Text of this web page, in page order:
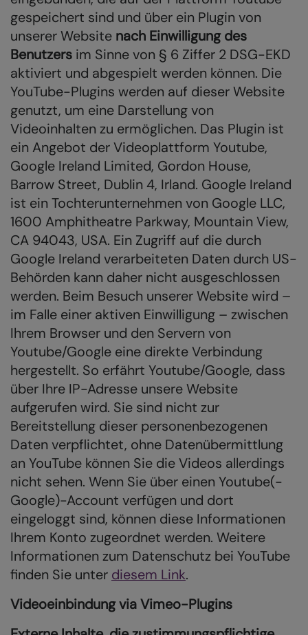
gespeichert sind und über ein Plugin von
unserer Website nach Einwilligung des
Benutzers im Sinne von § 6 Ziffer 2 DSG-EKD
aktiviert und abgespielt werden können. Die
YouTube-Plugins werden auf dieser Website
genutzt, um eine Darstellung von
Videoinhalten zu ermöglichen. Das Plugin ist
ein Angebot der Videoplattform Youtube,
Google Ireland Limited, Gordon House,
Barrow Street, Dublin 4, Irland. Google Ireland
ist ein Tochterunternehmen von Google LLC,
1600 Amphitheatre Parkway, Mountain View,
CA 94043, USA. Ein Zugriff auf die durch
Google Ireland verarbeiteten Daten durch US-
Behörden kann daher nicht ausgeschlossen
werden. Beim Besuch unserer Website wird –
im Falle einer aktiven Einwilligung – zwischen
Ihrem Browser und den Servern von
Youtube/Google eine direkte Verbindung
hergestellt. So erfährt Youtube/Google, dass
über Ihre IP-Adresse unsere Website
aufgerufen wird. Sie sind nicht zur
Bereitstellung dieser personenbezogenen
Daten verpflichtet, ohne Datenübermittlung
an YouTube können Sie die Videos allerdings
nicht sehen. Wenn Sie über einen Youtube(-
Google)-Account verfügen und dort
eingeloggt sind, können diese Informationen
Ihrem Konto zugeordnet werden. Weitere
Informationen zum Datenschutz bei YouTube
finden Sie unter diesem Link.
Videoeinbindung via Vimeo-Plugins